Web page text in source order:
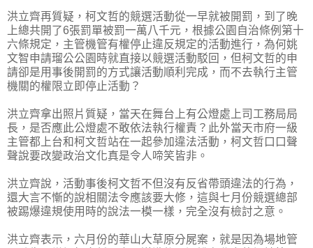
洪立齊再質疑，柯文哲的競選活動從一早就被開罰，到了晚
上總共開了6張罰單被罰一萬八千元，根據公園自治條例第十
六條規定，主管機管有權停止違反規定的活動進行，為何姚
文智申請瑠公公園時就直接以競選活動駁回，但柯文哲的申
請卻是用事後開罰的方式讓活動順利完成，而不去執行主管
機關的權限立即停止活動？
洪立齊拿出照片質疑，當天在舞台上有公燈處上司工務局局
長，是否應此公燈處不敢依法執行權責？此外當天市府一級
主管都上台和柯文哲站在一起參加違法活動，柯文哲口口聲
聲說要改變政治文化真是令人啼笑皆非。
洪立齊說，活動事後柯文哲不但沒有反省帶頭違法的行為，
還大言不慚的說相關法令應該要大修，這與七月份競選總部
被踢爆違規使用時的說法一模一樣，完全沒有檢討之意。
洪立齊表示，六月份的華山大草原分屍案，就是因為場地管